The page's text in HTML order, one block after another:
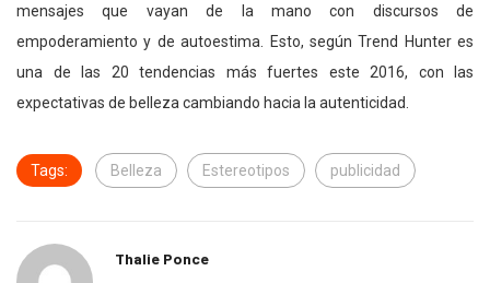
mensajes que vayan de la mano con discursos de
empoderamiento y de autoestima. Esto, según Trend Hunter es
una de las 20 tendencias más fuertes este 2016, con las
expectativas de belleza cambiando hacia la autenticidad.
Tags: Belleza Estereotipos publicidad
Thalie Ponce